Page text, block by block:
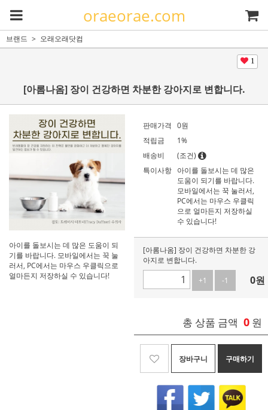
oraeorae.com
브랜드 오래오래닷컴
1
[아롬나옴] 장이 건강하면 차분한 강아지로 변합니다.
아이를 돌보시는 데 많은 도움이 되
기를 바랍니다. 모바일에서는 꾹 눌
러서, PC에서는 마우스 우클릭으로
얼마든지 저장하실 수 있습니다!
판매가격 0원
적립금
1%
배송비
(조건)
특이사항 아이를 돌보시는 데 많은
도움이 되기를 바랍니다.
모바일에서는 꾹 눌러서,
PC에서는 마우스 우클릭
으로 얼마든지 저장하실
수 있습니다!
[아롬나옴] 장이 건강하면 차분한 강
아지로 변합니다.
+1
-1 0원
총 상품 금액 0 원
장바구니 구매하기